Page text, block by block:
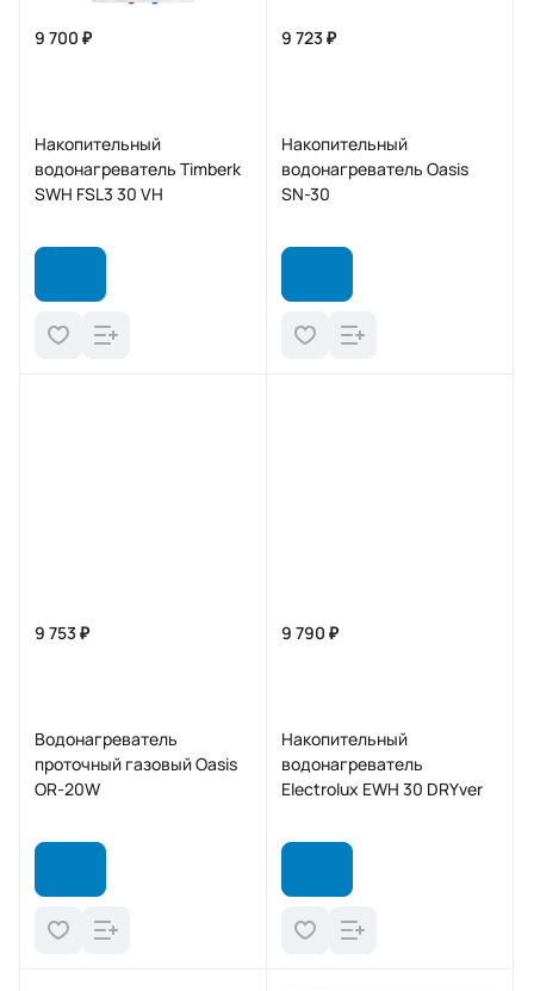
9 700 ₽
Накопительный
водонагреватель Timberk
SWH FSL3 30 VH
9 723 ₽
Накопительный
водонагреватель Oasis
SN-30
9 753 ₽
Водонагреватель
проточный газовый Oasis
OR-20W
9 790 ₽
Накопительный
водонагреватель
Electrolux EWH 30 DRYver